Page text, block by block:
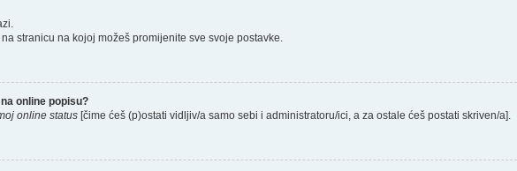
stranicu na kojoj možeš promijenite sve svoje postavke.
online popisu?
online status [čime ćeš (p)ostati vidljiv/a samo sebi i administratoru/ici, a za ostale ćeš postati skriven/a].